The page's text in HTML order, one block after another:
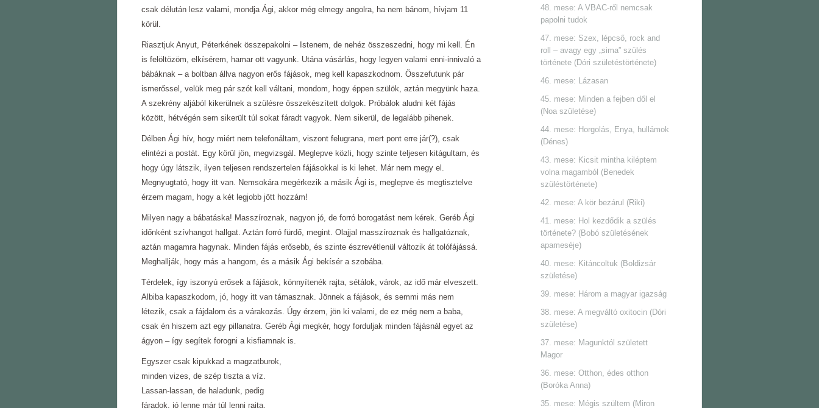
csak délután lesz valami, mondja Ági, akkor még elmegy angolra, ha nem bánom, hívjam 11
körül.
Riasztjuk Anyut, Péterkének összepakolni ‒ Istenem, de nehéz összeszedni, hogy mi kell. Én
is felöltözöm, elkísérem, hamar ott vagyunk. Utána vásárlás, hogy legyen valami enni-innivaló a
bábáknak ‒ a boltban állva nagyon erős fájások, meg kell kapaszkodnom. Összefutunk pár
ismerőssel, velük meg pár szót kell váltani, mondom, hogy éppen szülök, aztán megyünk haza.
A szekrény aljából kikerülnek a szülésre összekészített dolgok. Próbálok aludni két fájás
között, hétvégén sem sikerült túl sokat fáradt vagyok. Nem sikerül, de legalább pihenek.
Délben Ági hív, hogy miért nem telefonáltam, viszont felugrana, mert pont erre jár(?), csak
elintézi a postát. Egy körül jön, megvizsgál. Meglepve közli, hogy szinte teljesen kitágultam, és
hogy úgy látszik, ilyen teljesen rendszertelen fájásokkal is ki lehet. Már nem megy el.
Megnyugtató, hogy itt van. Nemsokára megérkezik a másik Ági is, meglepve és megtisztelve
érzem magam, hogy a két legjobb jött hozzám!
Milyen nagy a bábatáska! Masszíroznak, nagyon jó, de forró borogatást nem kérek. Geréb Ági
időnként szívhangot hallgat. Aztán forró fürdő, megint. Olajjal masszíroznak és hallgatóznak,
aztán magamra hagynak. Minden fájás erősebb, és szinte észrevétlenül változik át tolófájássá.
Meghallják, hogy más a hangom, és a másik Ági bekísér a szobába.
Térdelek, így iszonyú erősek a fájások, könnyítenék rajta, sétálok, várok, az idő már elveszett.
Albiba kapaszkodom, jó, hogy itt van támasznak. Jönnek a fájások, és semmi más nem
létezik, csak a fájdalom és a várakozás. Úgy érzem, jön ki valami, de ez még nem a baba,
csak én hiszem azt egy pillanatra. Geréb Ági megkér, hogy forduljak minden fájásnál egyet az
ágyon ‒ így segítek forogni a kisfiamnak is.
Egyszer csak kipukkad a magzatburok,
minden vizes, de szép tiszta a víz.
Lassan-lassan, de haladunk, pedig
fáradok, jó lenne már túl lenni rajta.
48. mese: A VBAC-ről nemcsak
papolni tudok
47. mese: Szex, lépcső, rock and
roll ‒ avagy egy „sima” szülés
története (Dóri születéstörténete)
46. mese: Lázasan
45. mese: Minden a fejben dől el
(Noa születése)
44. mese: Horgolás, Enya, hullámok
(Dénes)
43. mese: Kicsit mintha kiléptem
volna magamból (Benedek
szüléstörténete)
42. mese: A kör bezárul (Riki)
41. mese: Hol kezdődik a szülés
története? (Bobó születésének
apameséje)
40. mese: Kitáncoltuk (Boldizsár
születése)
39. mese: Három a magyar igazság
38. mese: A megváltó oxitocin (Dóri
születése)
37. mese: Magunktól született
Magor
36. mese: Otthon, édes otthon
(Boróka Anna)
35. mese: Mégis szültem (Miron